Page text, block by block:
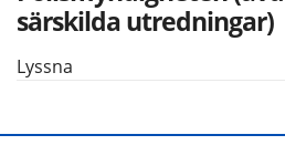
särskilda utredningar)
Lyssna